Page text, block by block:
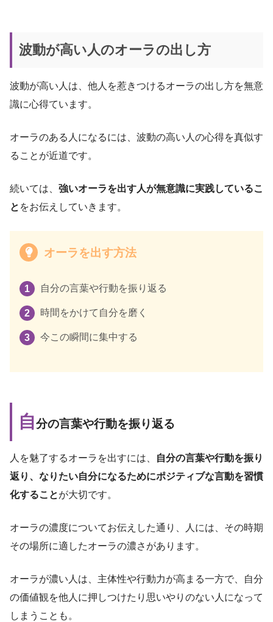
波動が高い人のオーラの出し方
波動が高い人は、他人を惹きつけるオーラの出し方を無意
識に心得ています。
オーラのある人になるには、波動の高い人の心得を真似す
ることが近道です。
続いては、 強いオーラを出す人が無意識に実践しているこ
と をお伝えしていきます。
オーラを出す方法
自分の言葉や行動を振り返る
時間をかけて自分を磨く
今この瞬間に集中する
自分の言葉や行動を振り返る
人を魅了するオーラを出すには、
自分の言葉や行動を振り
返り、なりたい自分になるためにポジティブな言動を習慣
化することが大切です。
オーラの濃度についてお伝えした通り、人には、その時期
その場所に適したオーラの濃さがあります。
オーラが濃い人は、主体性や行動力が高まる一方で、自分
の価値観を他人に押しつけたり思いやりのない人になって
しまうことも。